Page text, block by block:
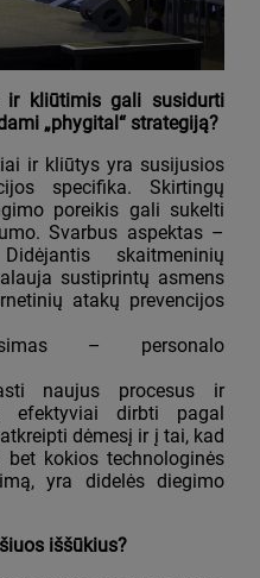
ir kliūtimis gali susidurti
„phygital“ strategiją?
ir kliūtys yra susijusios
specifika. Skirtingų
poreikis gali sukelti
Svarbus aspektas –
skaitmeninių
sustiprintų asmens
atakų prevencijos
– personalo
naujus procesus ir
efektyviai dirbti pagal
dėmesį ir į tai, kad
kokios technologinės
yra didelės diegimo
iššūkius?